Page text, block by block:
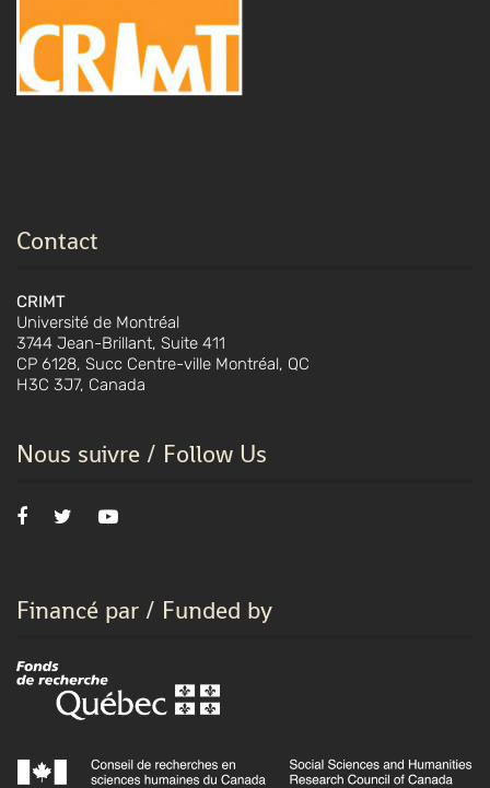
Contact
CRIMT
Université de Montréal
3744 Jean-Brillant, Suite 411
CP 6128, Succ Centre-ville Montréal, QC
H3C 3J7, Canada
Nous suivre / Follow Us
Financé par / Funded by